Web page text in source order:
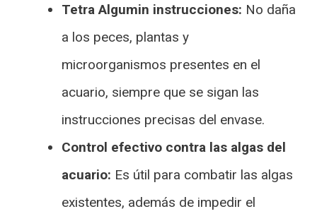
Tetra Algumin instrucciones: No daña
a los peces, plantas y
microorganismos presentes en el
acuario, siempre que se sigan las
instrucciones precisas del envase.
Control efectivo contra las algas del
acuario: Es útil para combatir las algas
existentes, además de impedir el